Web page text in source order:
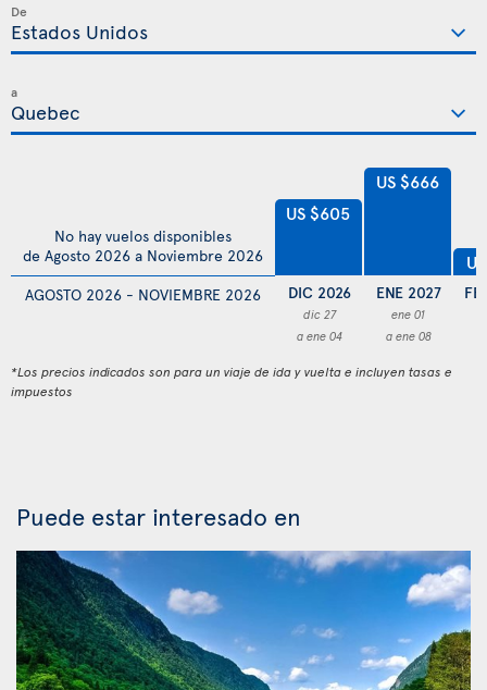
De
a
AGOSTO 2026 - NOVIEMBRE 2026
No hay vuelos disponibles
de Agosto 2026 a Noviembre 2026
US $605
DIC 2026
dic 27
a ene 04
US $666
ENE 2027
ene 01
a ene 08
*Los precios indicados son para un viaje de ida y vuelta e incluyen tasas e
impuestos
Puede estar interesado en